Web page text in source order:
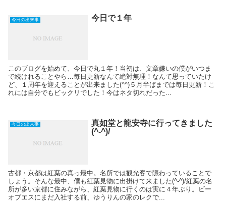
今日の出来事 今日で１年
このブログを始めて、今日で丸１年！当初は、文章嫌いの僕がいつま
で続けれることやら…毎日更新なんて絶対無理！なんて思っていたけ
ど、１周年を迎えることが出来ました(^^)５月半ばまでは毎日更新！こ
れには自分でもビックリでした！今はネタ切れだった...
今日の出来事
真如堂と龍安寺に行ってきました
(^-^)/
古都・京都は紅葉の真っ最中。名所では観光客で賑わっていることで
しょう。そんな最中、僕も紅葉見物に出掛けて来ました(^-^)/紅葉の名
所が多い京都に住みながら、紅葉見物に行くのは実に４年ぶり。ビー
オブエスにまだ入社する前、ゆうりんの家のレクで...